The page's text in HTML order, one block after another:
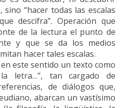
sino “hacer todas las escalas
descifra”. Operación que
de la lectura el punto de
y que se da los medios
hacer tales escalas.
en este sentido un texto como
letra…”, tan cargado de
de diálogos que,
abarcan un vastísimo